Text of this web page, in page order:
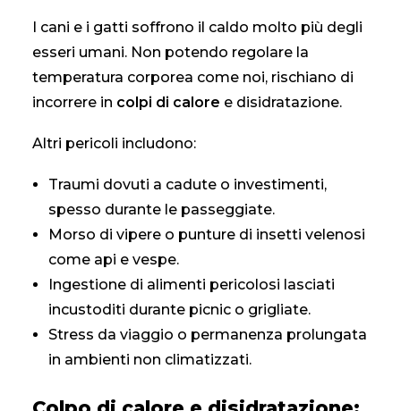
I cani e i gatti soffrono il caldo molto più degli
esseri umani. Non potendo regolare la
temperatura corporea come noi, rischiano di
incorrere in colpi di calore e disidratazione.
Altri pericoli includono:
Traumi dovuti a cadute o investimenti,
spesso durante le passeggiate.
Morso di vipere o punture di insetti velenosi
come api e vespe.
Ingestione di alimenti pericolosi lasciati
incustoditi durante picnic o grigliate.
Stress da viaggio o permanenza prolungata
in ambienti non climatizzati.